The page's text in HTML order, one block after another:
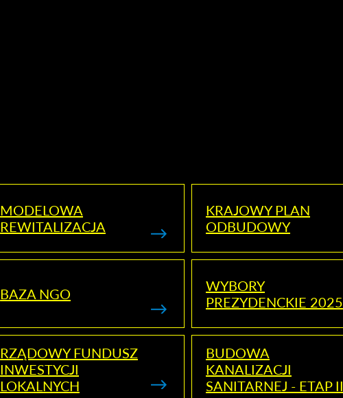
MODELOWA
REWITALIZACJA
KRAJOWY PLAN
ODBUDOWY
BAZA NGO
WYBORY
PREZYDENCKIE 2025
RZĄDOWY FUNDUSZ
INWESTYCJI
LOKALNYCH
BUDOWA
KANALIZACJI
SANITARNEJ - ETAP II